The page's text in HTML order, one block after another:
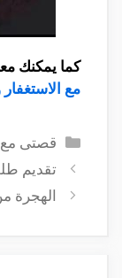
كما يمكنك
مع
التصنيفات
قصتى مع
تقديم
الهجرة